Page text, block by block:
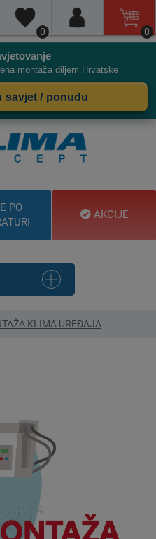
0 0
montaža diljem Hrvatske
savjet / ponudu
PO
AKCIJE
KLIMA UREĐAJA